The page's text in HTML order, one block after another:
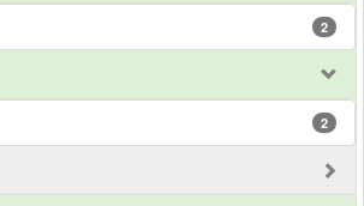
2
2